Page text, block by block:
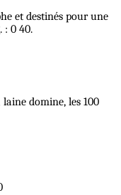
et destinés pour une
: 0 40.
domine, les 100